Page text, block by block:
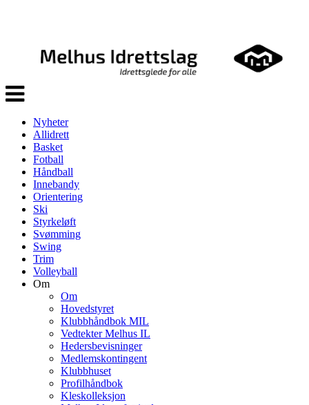
Veksle
navigasjon
Nyheter
Allidrett
Basket
Fotball
Håndball
Innebandy
Orientering
Ski
Styrkeløft
Svømming
Swing
Trim
Volleyball
Om
Om
Hovedstyret
Klubbhåndbok MIL
Vedtekter Melhus IL
Hedersbevisninger
Medlemskontingent
Klubbhuset
Profilhåndbok
Kleskolleksjon